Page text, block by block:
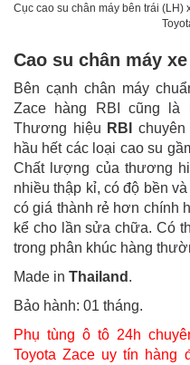
Cục cao su chân máy bên trái (LH)
Cao su chân máy
Bên cạnh chân máy
Zace hàng RBI cũng là
Thương hiệu RBI
hầu hết các loại cao su
Chất lượng của thương
nhiều thập kỉ, có độ bền
có giá thành rẻ hơn chính
kể cho lần sửa chữa. Có
trong phân khúc hàng
Made in Thailand .
Bảo hành: 01 tháng.
Phụ tùng ô tô 24h
Toyota Zace uy tín hàng